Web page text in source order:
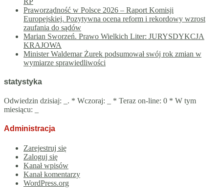
Praworządność w Polsce 2026 – Raport Komisji
Europejskiej. Pozytywna ocena reform i rekordowy wzrost
zaufania do sądów
Marian Sworzeń. Prawo Wielkich Liter: JURYSDYKCJA
KRAJOWA
Minister Waldemar Żurek podsumował swój rok zmian w
wymiarze sprawiedliwości
statystyka
Odwiedzin dzisiaj: . * Wczoraj:
* Teraz on-line: 0 * W tym
miesiącu:
Administracja
Zarejestruj się
Zaloguj się
Kanał wpisów
Kanał komentarzy
WordPress.org